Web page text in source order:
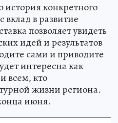
конкретного
вклад в развитие
позволяет увидеть
идей и результатов
сами и приводите
интересна как
всем, кто
жизни региона.
июня.